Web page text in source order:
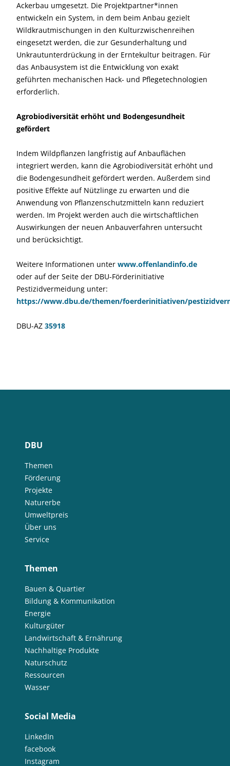
Ackerbau umgesetzt. Die Projektpartner*innen
entwickeln ein System, in dem beim Anbau gezielt
Wildkrautmischungen in den Kulturzwischenreihen
eingesetzt werden, die zur Gesunderhaltung und
Unkrautunterdrückung in der Erntekultur beitragen. Für
das Anbausystem ist die Entwicklung von exakt
geführten mechanischen Hack- und Pflegetechnologien
erforderlich.
Agrobiodiversität erhöht und Bodengesundheit
gefördert
Indem Wildpflanzen langfristig auf Anbauflächen
integriert werden, kann die Agrobiodiversität erhöht und
die Bodengesundheit gefördert werden. Außerdem sind
positive Effekte auf Nützlinge zu erwarten und die
Anwendung von Pflanzenschutzmitteln kann reduziert
werden. Im Projekt werden auch die wirtschaftlichen
Auswirkungen der neuen Anbauverfahren untersucht
und berücksichtigt.
Weitere Informationen unter www.offenlandinfo.de
oder auf der Seite der DBU-Förderinitiative
Pestizidvermeidung unter:
https://www.dbu.de/themen/foerderinitiativen/
DBU-AZ 35918
DBU
Themen
Förderung
Projekte
Naturerbe
Umweltpreis
Über uns
Service
Themen
Bauen & Quartier
Bildung & Kommunikation
Energie
Kulturgüter
Landwirtschaft & Ernährung
Nachhaltige Produkte
Naturschutz
Ressourcen
Wasser
Social Media
LinkedIn
facebook
Instagram